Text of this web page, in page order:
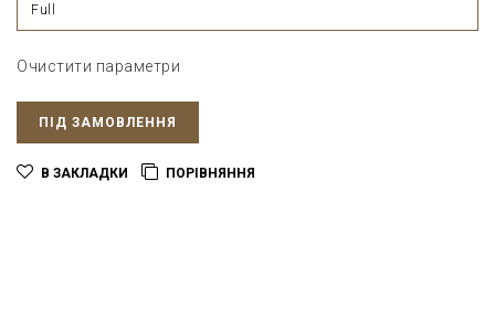
Full
Очистити параметри
ПІД ЗАМОВЛЕННЯ
В ЗАКЛАДКИ ПОРІВНЯННЯ